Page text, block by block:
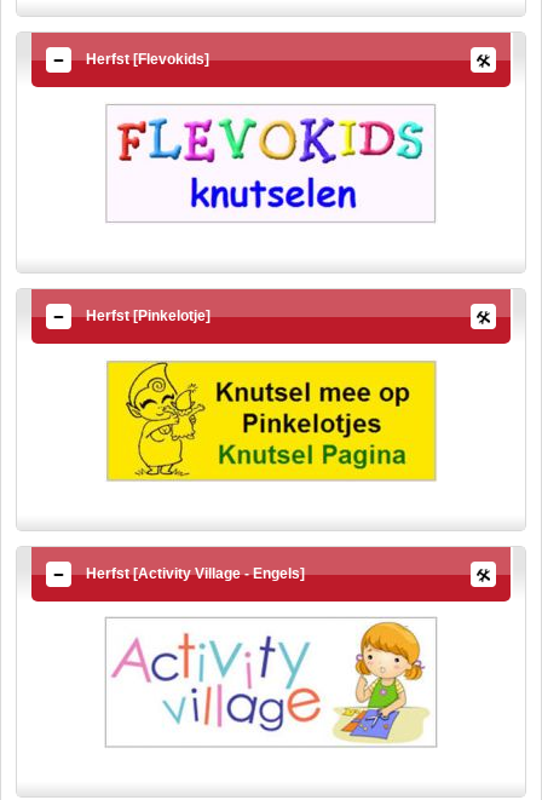
Herfst [Flevokids]
Herfst [Pinkelotje]
Herfst [Activity Village - Engels]